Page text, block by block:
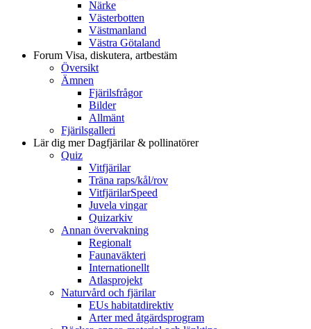
Närke
Västerbotten
Västmanland
Västra Götaland
Forum Visa, diskutera, artbestäm
Översikt
Ämnen
Fjärilsfrågor
Bilder
Allmänt
Fjärilsgalleri
Lär dig merDagfjärilar & pollinatörer
Quiz
Vitfjärilar
Träna raps/kål/rov
VitfjärilarSpeed
Juvela vingar
Quizarkiv
Annan övervakning
Regionalt
Faunaväkteri
Internationellt
Atlasprojekt
Naturvård och fjärilar
EUs habitatdirektiv
Arter med åtgärdsprogram